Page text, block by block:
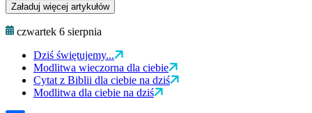
Załaduj więcej artykułów
czwartek 6 sierpnia
Dziś świętujemy...
Modlitwa wieczorna dla ciebie
Cytat z Biblii dla ciebie na dziś
Modlitwa dla ciebie na dziś